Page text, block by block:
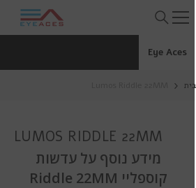
דלג לתוכן
Eye Aces
LUMOS RIDDLE 22MM
מידע נוסף על עדשות
קוספליי Riddle 22MM